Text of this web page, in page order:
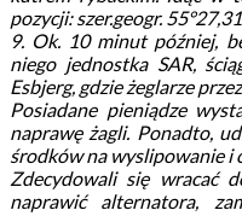
pozycji: szer.geogr.
9. Ok. 10 minut później,
niego jednostka SAR,
Esbjerg, gdzie żeglarze
Posiadane pieniądze
naprawę żagli. Ponadto,
środków na wyslipowanie i
Zdecydowali się wracać
naprawić alternatora,